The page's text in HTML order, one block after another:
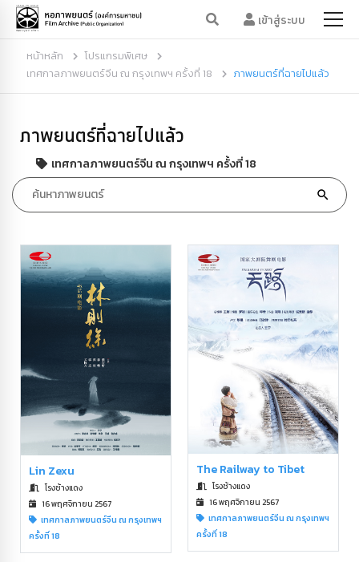
เข้าสู่ระบบ
หน้าหลัก
โปรแกรมพิเศษ
เทศกาลภาพยนตร์จีน ณ กรุงเทพฯ ครั้งที่ 18
ภาพยนตร์ที่ฉายไปแล้ว
ภาพยนตร์ที่ฉายไปแล้ว
เทศกาลภาพยนตร์จีน ณ กรุงเทพฯ ครั้งที่ 18
Lin Zexu
โรงช้างแดง
16 พฤศจิกายน 2567
เทศกาลภาพยนตร์จีน ณ กรุงเทพฯ
ครั้งที่ 18
The Railway to Tibet
โรงช้างแดง
16 พฤศจิกายน 2567
เทศกาลภาพยนตร์จีน ณ กรุงเทพฯ
ครั้งที่ 18